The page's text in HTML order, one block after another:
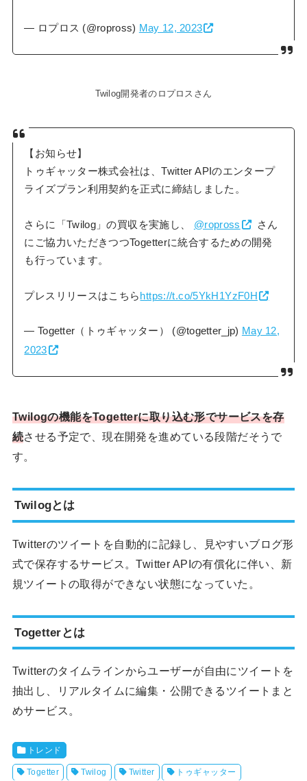
— ロプロス (@ropross) May 12, 2023
Twilog開発者のロプロスさん
【お知らせ】
トゥギャッター株式会社は、Twitter APIのエンタープ
ライズプラン利用契約を正式に締結しました。
さらに「Twilog」の買収を実施し、 @ropross
さん
にご協力いただきつつTogetterに統合するための開発
も行っています。
プレスリリースはこちら https://t.co/5YkH1YzF0H
— Togetter（トゥギャッター） (@togetter_jp) May 12,
2023
Twilogの機能をTogetterに取り込む形でサービスを存
続させる予定で、現在開発を進めている段階だそうで
す。
Twilogとは
Twitterのツイートを自動的に記録し、見やすいブログ形
式で保存するサービス。Twitter APIの有償化に伴い、新
規ツイートの取得ができない状態になっていた。
Togetterとは
Twitterのタイムラインからユーザーが自由にツイートを
抽出し、リアルタイムに編集・公開できるツイートまと
めサービス。
トレンド
Togetter Twilog Twitter トゥギャッター